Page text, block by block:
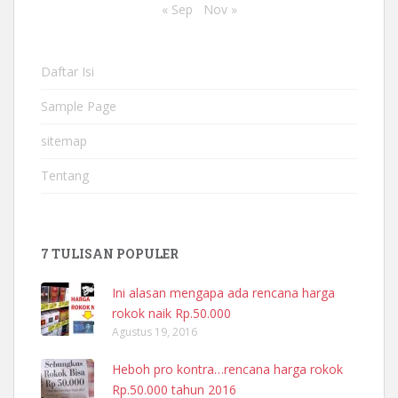
« Sep Nov »
Daftar Isi
Sample Page
sitemap
Tentang
7 TULISAN POPULER
Ini alasan mengapa ada rencana harga
rokok naik Rp.50.000
Agustus 19, 2016
Heboh pro kontra…rencana harga rokok
Rp.50.000 tahun 2016